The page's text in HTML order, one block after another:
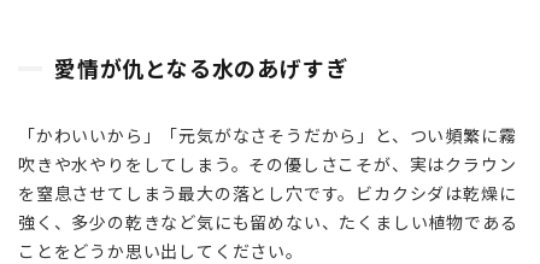
げす
2.2
空気
の淀
みと
いう
愛情が仇となる水のあげすぎ
「かわいいから」「元気がなさそうだから」と、つい頻繁に霧
吹きや水やりをしてしまう。その優しさこそが、実はクラウン
を窒息させてしまう最大の落とし穴です。ビカクシダは乾燥に
強く、多少の乾きなど気にも留めない、たくましい植物である
ことをどうか思い出してください。